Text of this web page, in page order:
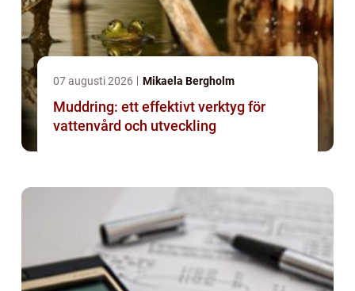
07 augusti 2026 Mikaela Bergholm
Muddring: ett effektivt verktyg för
vattenvård och utveckling